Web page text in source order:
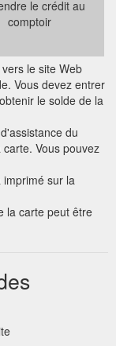
le crédit au
comptoir
le site Web
Vous devez entrer
le solde de la
du
Vous pouvez
sur la
la carte peut être